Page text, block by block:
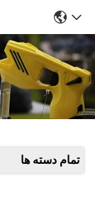
تمام دسته ها